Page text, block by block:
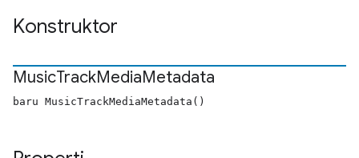
Konstruktor
MusicTrackMediaMetadata
baru MusicTrackMediaMetadata()